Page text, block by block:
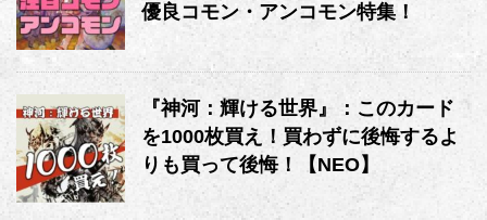
優良コモン・アンコモン特集！
『神河：輝ける世界』：このカード
を1000枚買え！買わずに後悔するよ
りも買って後悔！【NEO】